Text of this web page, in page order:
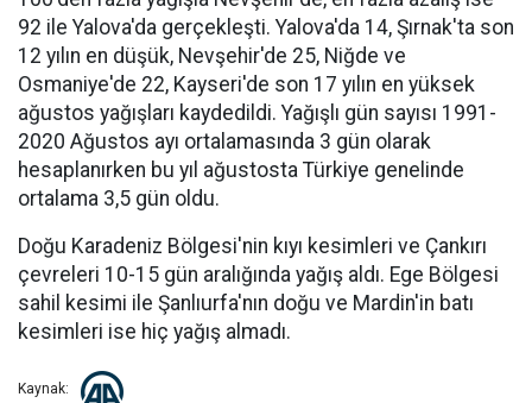
92 ile Yalova'da gerçekleşti. Yalova'da 14, Şırnak'ta son
12 yılın en düşük, Nevşehir'de 25, Niğde ve
Osmaniye'de 22, Kayseri'de son 17 yılın en yüksek
ağustos yağışları kaydedildi. Yağışlı gün sayısı 1991-
2020 Ağustos ayı ortalamasında 3 gün olarak
hesaplanırken bu yıl ağustosta Türkiye genelinde
ortalama 3,5 gün oldu.
Doğu Karadeniz Bölgesi'nin kıyı kesimleri ve Çankırı
çevreleri 10-15 gün aralığında yağış aldı. Ege Bölgesi
sahil kesimi ile Şanlıurfa'nın doğu ve Mardin'in batı
kesimleri ise hiç yağış almadı.
Kaynak: